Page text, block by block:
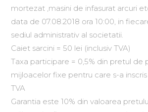
mortezat ,masini de infasurat arcuri
data de 07.08.2018 ora 10:00, in
sediul administrativ al societatii.
Caiet sarcini = 50 lei (inclusiv TVA)
Taxa participare = 0,5% din pretul de
mijloacelor fixe pentru care s-a
TVA
Garantia este 10% din valoarea